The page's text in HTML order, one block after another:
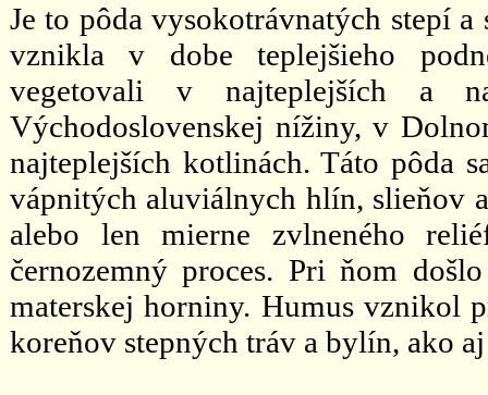
Je to pôda vysokotrávnatých stepí
vznikla v dobe teplejšieho
vegetovali v najteplejších a
Východoslovenskej nížiny, v
najteplejších kotlinách. Táto pôda
vápnitých aluviálnych hlín, slieňov
alebo len mierne zvlneného
černozemný proces. Pri ňom
materskej horniny. Humus vznikol
koreňov stepných tráv a bylín, ako